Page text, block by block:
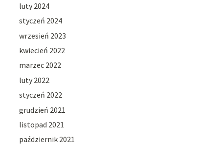
luty 2024
styczeń 2024
wrzesień 2023
kwiecień 2022
marzec 2022
luty 2022
styczeń 2022
grudzień 2021
listopad 2021
październik 2021